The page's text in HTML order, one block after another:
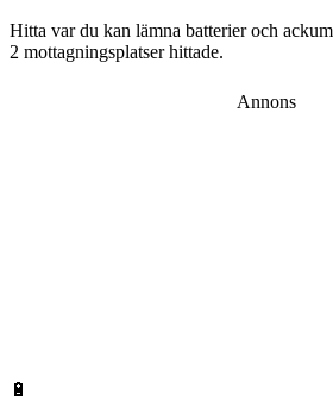
Hitta var du kan lämna batterier och
2 mottagningsplatser hittade.
Annons
🔋